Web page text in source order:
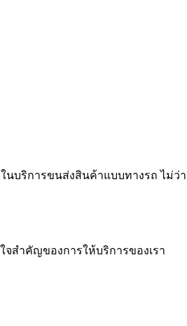
นบริการขนส่งสินค้าแบบทางรถ ไม่
สำคัญของการให้บริการของเรา